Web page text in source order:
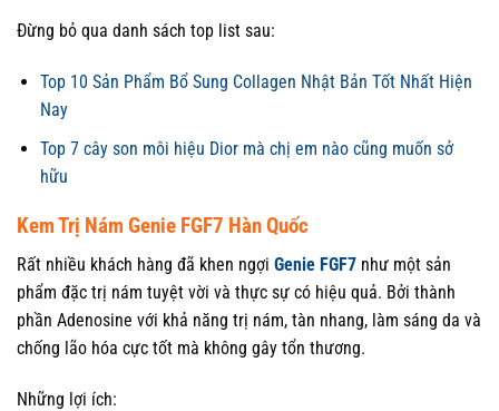
Đừng bỏ qua danh sách top list sau:
Top 10 Sản Phẩm Bổ Sung Collagen Nhật Bản Tốt Nhất Hiện
Nay
Top 7 cây son môi hiệu Dior mà chị em nào cũng muốn sở
hữu
Kem Trị Nám Genie FGF7 Hàn Quốc
Rất nhiều khách hàng đã khen ngợi Genie FGF7 như một sản
phẩm đặc trị nám tuyệt vời và thực sự có hiệu quả. Bởi thành
phần Adenosine với khả năng trị nám, tàn nhang, làm sáng da và
chống lão hóa cực tốt mà không gây tổn thương.
Những lợi ích: